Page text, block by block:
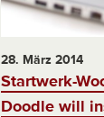
28. März 2014
Startwerk-
Doodle will